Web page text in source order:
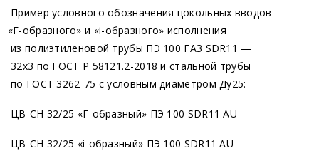
Пример условного обозначения цокольных вводов
«Г-образного» и «i-образного» исполнения
из полиэтиленовой трубы ПЭ 100 ГАЗ SDR11 —
32х3 по ГОСТ Р 58121.2-2018 и стальной трубы
по ГОСТ 3262-75 с условным диаметром Ду25:
ЦВ-СН 32/25 «Г-образный» ПЭ 100 SDR11 AU
ЦВ-СН 32/25 «i-образный» ПЭ 100 SDR11 AU